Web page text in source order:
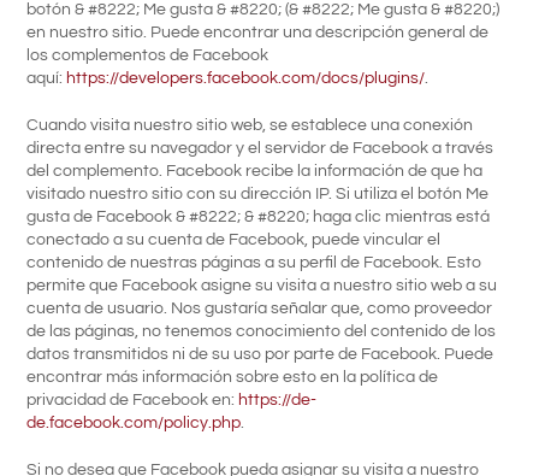
botón & #8222; Me gusta & #8220; (& #8222; Me gusta & #8220;)
en nuestro sitio. Puede encontrar una descripción general de
los complementos de Facebook
aquí: https://developers.facebook.com/docs/plugins/.
Cuando visita nuestro sitio web, se establece una conexión
directa entre su navegador y el servidor de Facebook a través
del complemento. Facebook recibe la información de que ha
visitado nuestro sitio con su dirección IP. Si utiliza el botón Me
gusta de Facebook & #8222; & #8220; haga clic mientras está
conectado a su cuenta de Facebook, puede vincular el
contenido de nuestras páginas a su perfil de Facebook. Esto
permite que Facebook asigne su visita a nuestro sitio web a su
cuenta de usuario. Nos gustaría señalar que, como proveedor
de las páginas, no tenemos conocimiento del contenido de los
datos transmitidos ni de su uso por parte de Facebook. Puede
encontrar más información sobre esto en la política de
privacidad de Facebook en: https://de-
de.facebook.com/policy.php.
Si no desea que Facebook pueda asignar su visita a nuestro